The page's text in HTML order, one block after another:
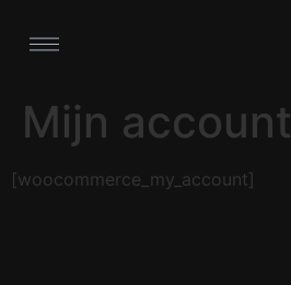
Mijn account
[woocommerce_my_account]